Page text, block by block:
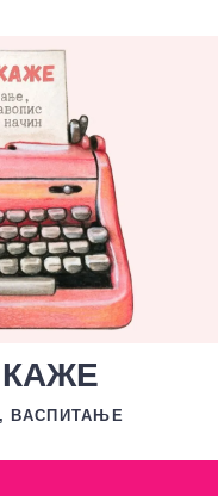
ВАСПИТАЊЕ